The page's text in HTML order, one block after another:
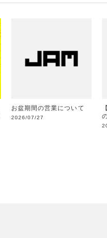
お盆期間の営業について
2026/07/27